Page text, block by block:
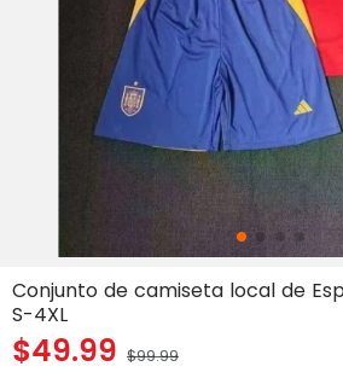
Conjunto de camiseta local de
S-4XL
$49.99 $99.99